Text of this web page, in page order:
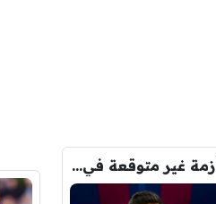
صفقة رودري قد تخلق أزمة غير متوقعة في برشلونة